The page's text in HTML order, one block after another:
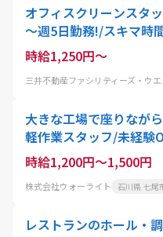
オフィスクリーンスタ
～週5日勤務!/スキマ時
活躍中
時給1,250円～
大きな工場で座りなが
軽作業スタッフ/未経験
躍/七尾市
時給1,200円～1,500円
株式会社ウォーライト 石川県 七尾
レストランのホール・